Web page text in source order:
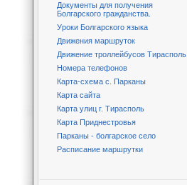
Документы для получения
Болгарского гражданства.
Уроки Болгарского языка
Движения маршруток
Движение троллейбусов Тирасполь
Номера телефонов
Карта-схема с. Парканы
Карта сайта
Карта улиц г. Тирасполь
Карта Приднестровья
Парканы - болгарское село
Расписание маршрутки